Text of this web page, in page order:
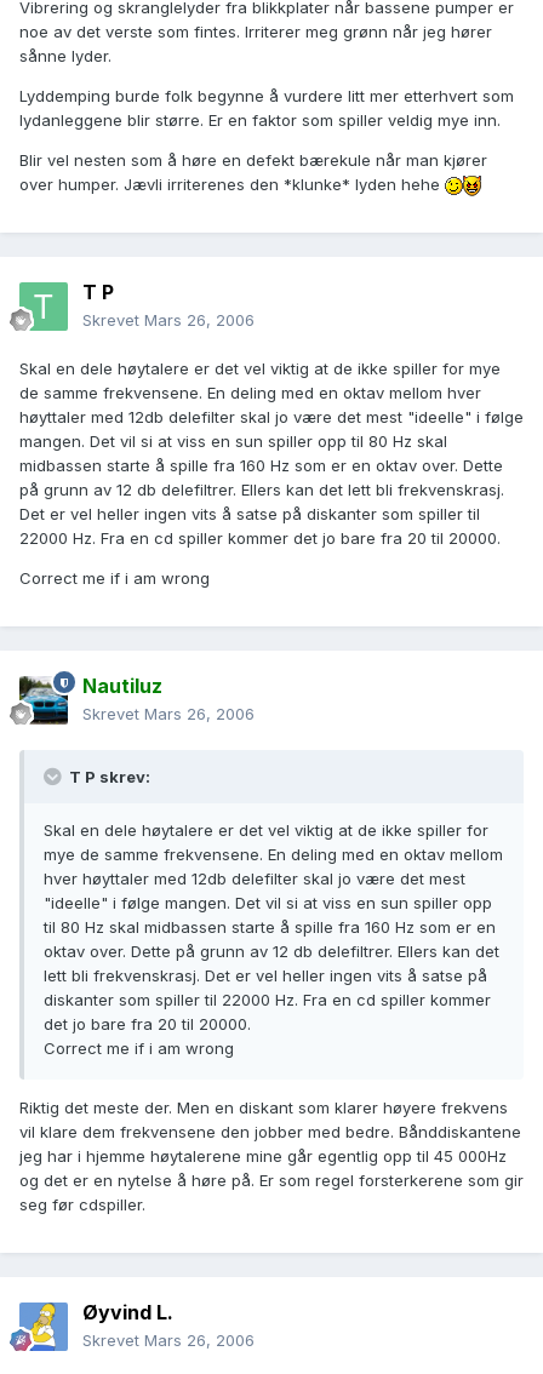
Vibrering og skranglelyder fra blikkplater når bassene pumper er
noe av det verste som fintes. Irriterer meg grønn når jeg hører
sånne lyder.
Lyddemping burde folk begynne å vurdere litt mer etterhvert som
lydanleggene blir større. Er en faktor som spiller veldig mye inn.
Blir vel nesten som å høre en defekt bærekule når man kjører
over humper. Jævli irriterenes den *klunke* lyden hehe
T P
Skrevet Mars 26, 2006
Skal en dele høytalere er det vel viktig at de ikke spiller for mye
de samme frekvensene. En deling med en oktav mellom hver
høyttaler med 12db delefilter skal jo være det mest "ideelle" i følge
mangen. Det vil si at viss en sun spiller opp til 80 Hz skal
midbassen starte å spille fra 160 Hz som er en oktav over. Dette
på grunn av 12 db delefiltrer. Ellers kan det lett bli frekvenskrasj.
Det er vel heller ingen vits å satse på diskanter som spiller til
22000 Hz. Fra en cd spiller kommer det jo bare fra 20 til 20000.
Correct me if i am wrong
Nautiluz
Skrevet Mars 26, 2006
T P skrev:
Skal en dele høytalere er det vel viktig at de ikke spiller for
mye de samme frekvensene. En deling med en oktav mellom
hver høyttaler med 12db delefilter skal jo være det mest
"ideelle" i følge mangen. Det vil si at viss en sun spiller opp
til 80 Hz skal midbassen starte å spille fra 160 Hz som er en
oktav over. Dette på grunn av 12 db delefiltrer. Ellers kan det
lett bli frekvenskrasj. Det er vel heller ingen vits å satse på
diskanter som spiller til 22000 Hz. Fra en cd spiller kommer
det jo bare fra 20 til 20000.
Correct me if i am wrong
Riktig det meste der. Men en diskant som klarer høyere frekvens
vil klare dem frekvensene den jobber med bedre. Bånddiskantene
jeg har i hjemme høytalerene mine går egentlig opp til 45 000Hz
og det er en nytelse å høre på. Er som regel forsterkerene som gir
seg før cdspiller.
Øyvind L.
Skrevet Mars 26, 2006